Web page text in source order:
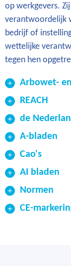
op werkgevers.
verantwoordelijk
bedrijf of
wettelijke
tegen hen
Arbowet-
REACH
de
A-bladen
Cao's
AI bladen
Normen
CE-